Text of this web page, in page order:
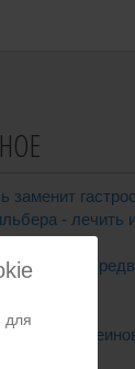
заменит
- лечить
гастрит -
и
для